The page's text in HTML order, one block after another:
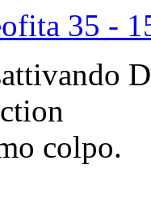
35 -
colpo.